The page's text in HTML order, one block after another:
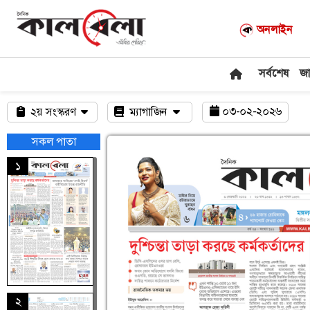
অনলাইন
সর্বশেষ
২য় সংস্করণ
সকল পাতা
১
২
ম্যাগাজিন ০৩-০২-২০২৬